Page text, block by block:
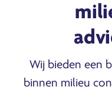
Wij bieden een
binnen milieu